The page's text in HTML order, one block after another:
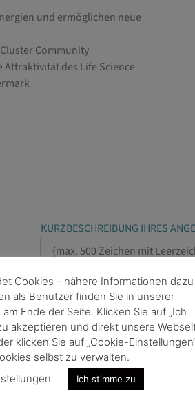
und ermöglichen neue
Community
Attraktivität des Life Science
KURZBESCHREIBUNG IHRES
Cookies - nähere Informationen dazu
als Benutzer finden Sie in unserer
Ende der Seite. Klicken Sie auf „Ich
akzeptieren und direkt unsere
klicken Sie auf „Cookie-
selbst zu verwalten.
Ich stimme zu